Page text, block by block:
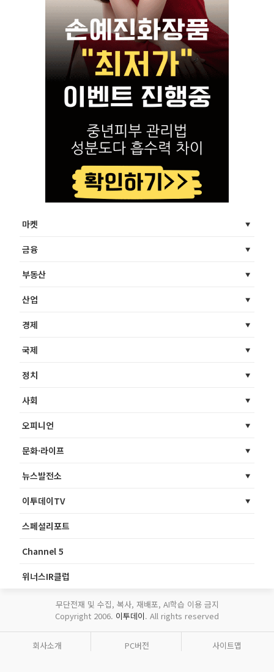
마켓
금융
부동산
산업
경제
국제
정치
사회
오피니언
문화·라이프
뉴스발전소
이투데이TV
스페셜리포트
Channel 5
위너스IR클럽
무단전재 및 수집, 복사, 재배포, AI학습 이용 금지
Copyright 2006. 이투데이. All rights reserved
회사소개 PC버전 사이트맵